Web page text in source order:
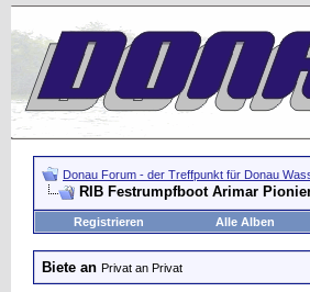
Donau Forum - der Treffpunkt für Donau
RIB Festrumpfboot Arimar
Registrieren Alle Alben
Biete an Privat an Privat